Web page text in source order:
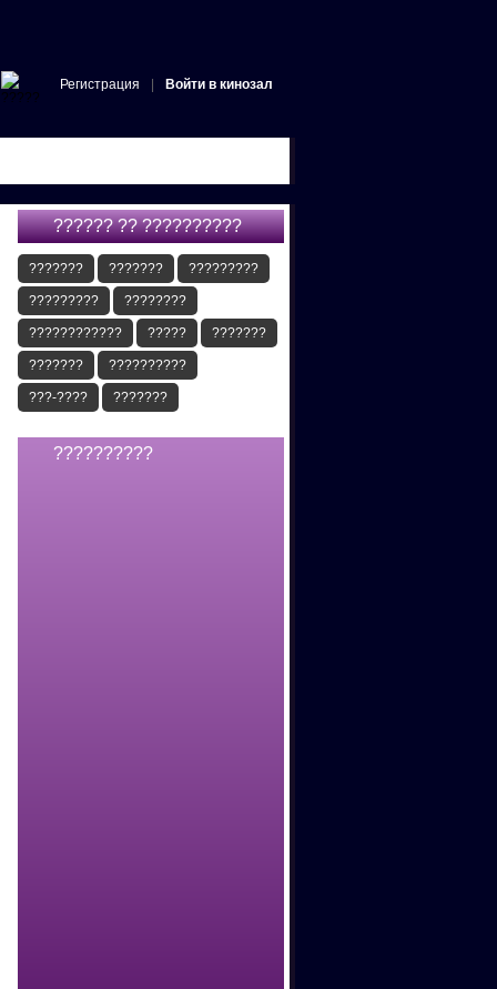
Регистрация Войти в кинозал
?????? ?? ??????????
??????? ??????? ?????????
????????? ????????
???????????? ????? ???????
??????? ??????????
???-???? ???????
??????????